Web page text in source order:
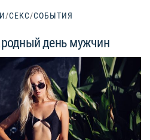
/СЕКС/СОБЫТИЯ
день мужчин